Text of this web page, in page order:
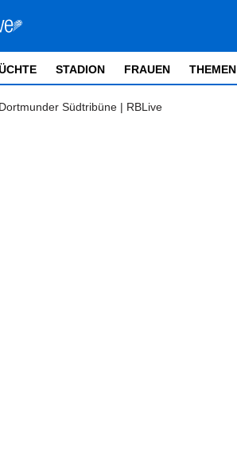
STADION FRAUEN THEMEN
Südtribüne | RBLive